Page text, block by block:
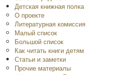
Детская книжная полка
O проекте
Литературная комиссия
Малый список
Большой список
Как читать книги детям
Статьи и заметки
Прочие материалы